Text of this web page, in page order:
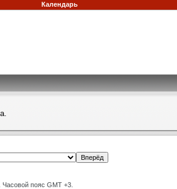
Календарь
. Часовой пояс GMT +3.